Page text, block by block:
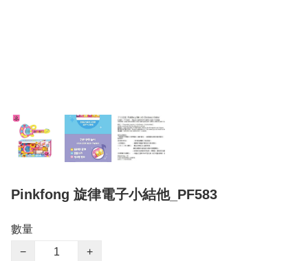
Pinkfong 旋律電子小結他_PF583
數量
−
+